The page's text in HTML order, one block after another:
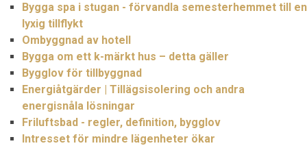
Bygga spa i stugan - förvandla semesterhemmet till en
lyxig tillflykt
Ombyggnad av hotell
Bygga om ett k-märkt hus – detta gäller
Bygglov för tillbyggnad
Energiåtgärder | Tillägsisolering och andra
energisnåla lösningar
Friluftsbad - regler, definition, bygglov
Intresset för mindre lägenheter ökar